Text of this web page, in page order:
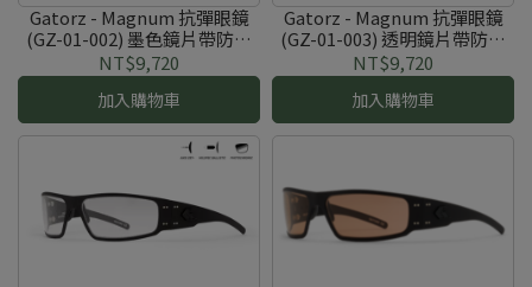
Gatorz - Magnum 抗彈眼鏡
(GZ-01-002) 墨色鏡片帶防霧
功能
NT$9,720
加入購物車
Gatorz - Magnum 抗彈眼鏡
(GZ-01-003) 透明鏡片帶防霧
功能
NT$9,720
加入購物車